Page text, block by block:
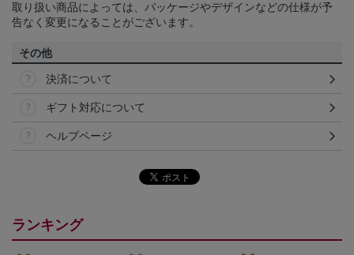
取り扱い商品によっては、パッケージやデザインなどの仕様が予
告なく変更になることがございます。
その他
決済について
ギフト対応について
ヘルプページ
ランキング